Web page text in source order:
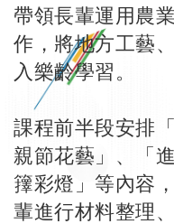
帶領長輩運用農
作，將地方工藝
入樂齡學習。
課程前半段安排
親節花藝」、「
籜彩燈」等內容
輩進行材料整理